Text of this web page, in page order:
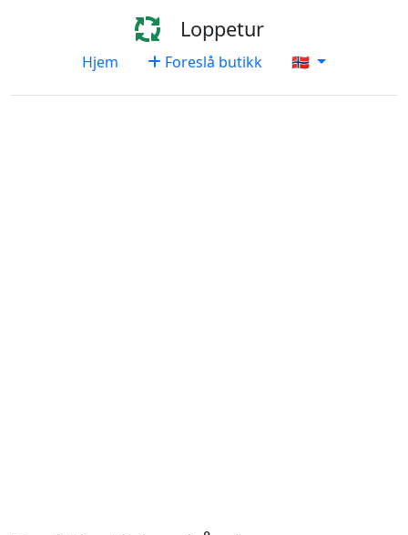
Loppetur
Hjem Foreslå butikk 🇳🇴